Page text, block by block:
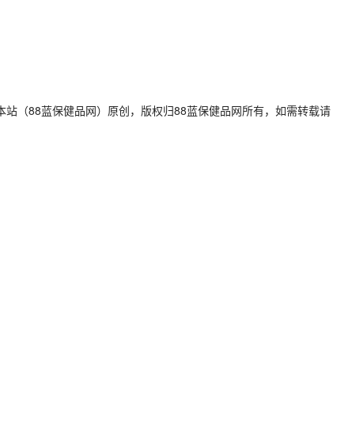
（88蓝保健品网）原创，版权归88蓝保健品网所有，如需转载请